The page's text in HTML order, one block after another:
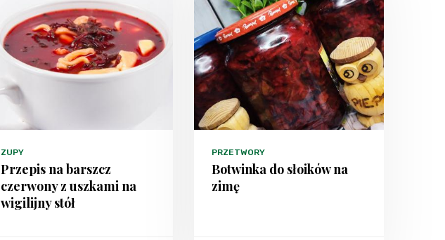
ZUPY
Przepis na barszcz
czerwony z uszkami na
wigilijny stół
PRZETWORY
Botwinka do słoików na
zimę